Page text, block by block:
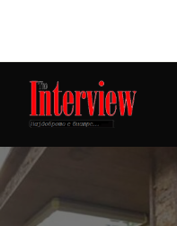
Интервју